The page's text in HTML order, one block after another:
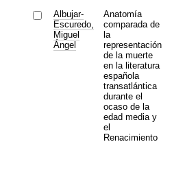
Albujar-
Escuredo,
Miguel
Ángel
Anatomía
comparada de
la
representación
de la muerte
en la literatura
española
transatlántica
durante el
ocaso de la
edad media y
el
Renacimiento